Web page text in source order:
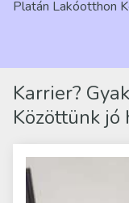
Platán Lakóotthon
Karrier?
Közöttünk jó